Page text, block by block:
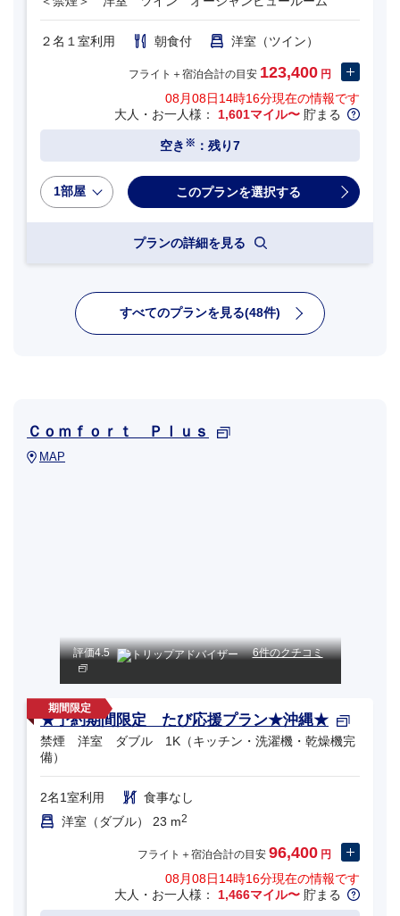
２名１室利用 朝食付 洋室（ツイン）
フライト＋宿泊合計の目安 123,400 円
08月08日14時16分現在の情報です
大人・お一人様： 1,601マイル〜 貯まる
空き ※ ：残り7
1部屋
プランの詳細を見る
すべてのプランを見る(48件)
Ｃｏｍｆｏｒｔ Ｐｌｕｓ
MAP
評価4.5 6件のクチコミ
★予約期間限定 たび応援プラン★沖縄★
禁煙 洋室 ダブル 1K（キッチン・洗濯機・乾燥機完
備）
2名1室利用
食事なし
洋室（ダブル） 23 m2
フライト＋宿泊合計の目安 96,400 円
08月08日14時16分現在の情報です
大人・お一人様： 1,466マイル〜 貯まる